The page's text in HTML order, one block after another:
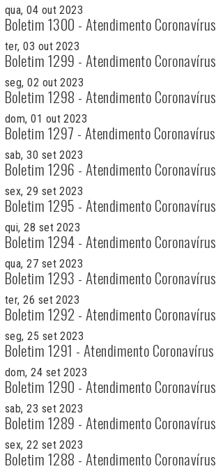
qua, 04 out 2023
Boletim 1300 - Atendimento Coronavírus
ter, 03 out 2023
Boletim 1299 - Atendimento Coronavírus
seg, 02 out 2023
Boletim 1298 - Atendimento Coronavírus
dom, 01 out 2023
Boletim 1297 - Atendimento Coronavírus
sab, 30 set 2023
Boletim 1296 - Atendimento Coronavírus
sex, 29 set 2023
Boletim 1295 - Atendimento Coronavírus
qui, 28 set 2023
Boletim 1294 - Atendimento Coronavírus
qua, 27 set 2023
Boletim 1293 - Atendimento Coronavírus
ter, 26 set 2023
Boletim 1292 - Atendimento Coronavírus
seg, 25 set 2023
Boletim 1291 - Atendimento Coronavírus
dom, 24 set 2023
Boletim 1290 - Atendimento Coronavírus
sab, 23 set 2023
Boletim 1289 - Atendimento Coronavírus
sex, 22 set 2023
Boletim 1288 - Atendimento Coronavírus